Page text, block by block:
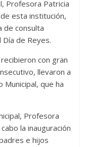
Profesora Patricia
esta institución,
de consulta
de Reyes.
con gran
llevaron a
que ha
Profesora
la inauguración
e hijos